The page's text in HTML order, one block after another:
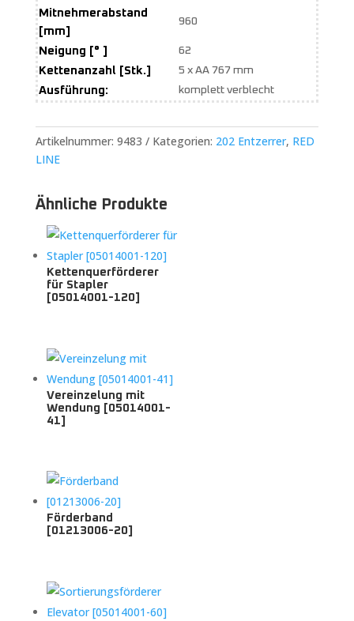
Mitnehmerabstand
[mm]
960
Neigung [° ] 62
Kettenanzahl [Stk.] 5 x AA 767 mm
Ausführung: komplett verblecht
Artikelnummer: 9483 Kategorien: 202 Entzerrer, RED
LINE
Ähnliche Produkte
Kettenquerförderer
für Stapler
[05014001-120]
Vereinzelung mit
Wendung [05014001-
41]
Förderband
[01213006-20]